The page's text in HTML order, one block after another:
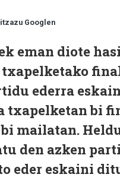
Googlen
eman diote
ederra
txapelketan bi
mailatan.
den azken
eder eskaini